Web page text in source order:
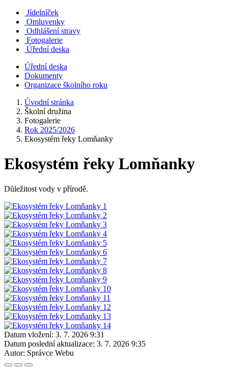
Jídelníček
Omluvenky
Odhlášení stravy
Fotogalerie
Úřední deska
Úřední deska
Dokumenty
Organizace školního roku
Úvodní stránka
Školní družina
Fotogalerie
Rok 2025/2026
Ekosystém řeky Lomňanky
Ekosystém řeky Lomňanky
Důležitost vody v přírodě.
Datum vložení: 3. 7. 2026 9:31
Datum poslední aktualizace: 3. 7. 2026 9:35
Autor: Správce Webu